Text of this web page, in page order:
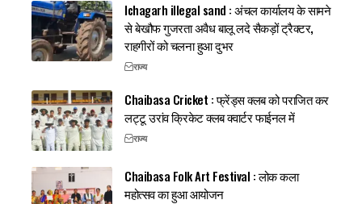
Ichagarh illegal sand : अंचल कार्यालय के सामने
से बेखौफ गुजरता अवैध बालू लदे सैकड़ों ट्रैक्टर,
राहगीरों को चलना हुआ दुभर
राज्य
Chaibasa Cricket : फ्रेंड्स क्लब को पराजित कर
लट्टू उरांव क्रिकेट क्लब क्वार्टर फाईनल में
राज्य
Chaibasa Folk Art Festival : लोक कला
महोत्सव का हुआ आयोजन